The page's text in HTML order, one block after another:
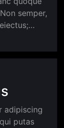
semper,
adipiscing
putas